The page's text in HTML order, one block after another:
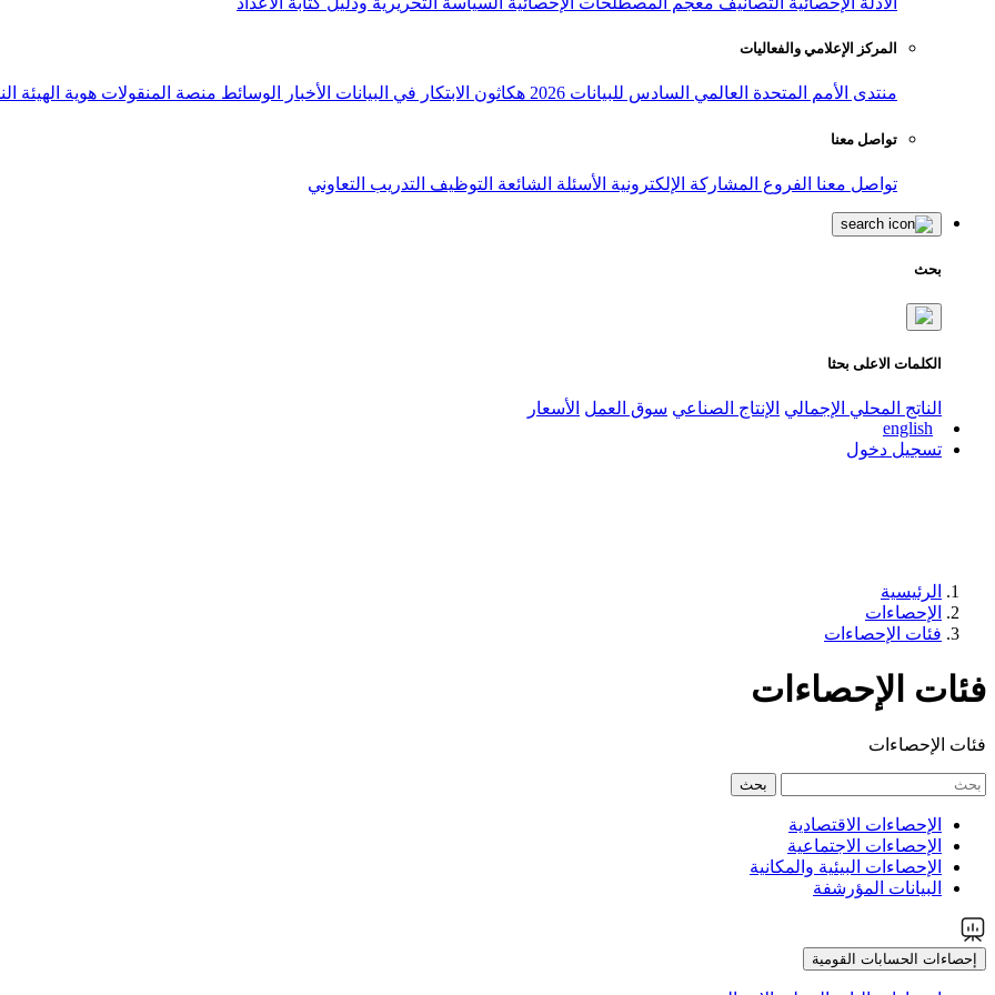
المركز الإعلامي والفعاليات
منتدى الأمم المتحدة العالمي السادس للبيانات 2026 هكاثون الابتكار في البيانات الأخبار الوسائط منصة المنقولات هوية الهيئة
تواصل معنا
تواصل معنا الفروع المشاركة الإلكترونية الأسئلة الشائعة التوظيف التدريب التعاوني
بحث
الكلمات الاعلى بحثا
الناتج المحلي الإجمالي الإنتاج الصناعي سوق العمل الأسعار
english
تسجيل دخول
الرئيسية
الإحصاءات
فئات الإحصاءات
فئات الإحصاءات
فئات الإحصاءات
بحث
الإحصاءات الاقتصادية
الإحصاءات الاجتماعية
الإحصاءات البيئية والمكانية
البيانات المؤرشفة
إحصاءات الحسابات القومية